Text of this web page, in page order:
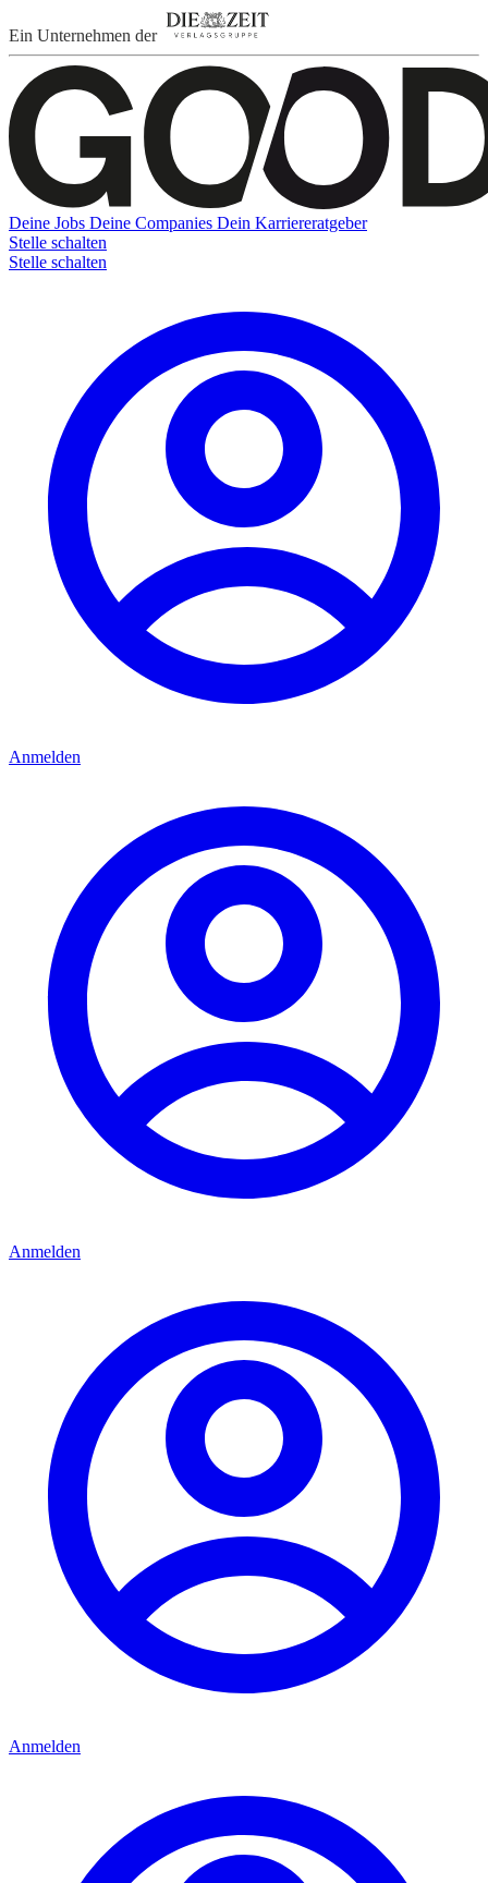
Ein Unternehmen der
Deine Jobs Deine Companies Dein Karriereratgeber
Stelle schalten
Stelle schalten
Anmelden
Anmelden
Anmelden